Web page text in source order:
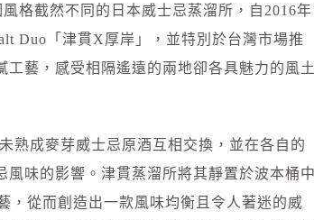
格截然不同的日本威士忌蒸溜所，自2016年
Duo「津貫X厚岸」，並特別於台灣市場推
藝，感受相隔遙遠的兩地卻各具魅力的風
熟成麥芽威士忌原酒互相交換，並在各自的
味的影響。津貫蒸溜所將其靜置於波本桶
，從而創造出一款風味均衡且令人著迷的威